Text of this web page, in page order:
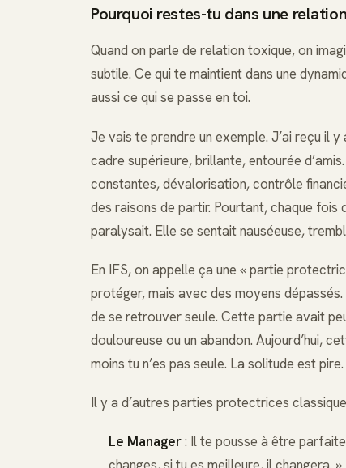
Pourquoi restes-tu dans une
Quand on parle de relation toxique, on
subtile. Ce qui te maintient dans une
aussi ce qui se passe en toi.
Je vais te prendre un exemple. J’ai reçu il
cadre supérieure, brillante, entourée
constantes, dévalorisation, contrôle
des raisons de partir. Pourtant, chaque fois
paralysait. Elle se sentait nauséeuse,
En IFS, on appelle ça une « partie
protéger, mais avec des moyens
de se retrouver seule. Cette partie avait
douloureuse ou un abandon. Aujourd’hui,
moins tu n’es pas seule. La solitude est pire.
Il y a d’autres parties protectrices
Le Manager: Il te pousse à être